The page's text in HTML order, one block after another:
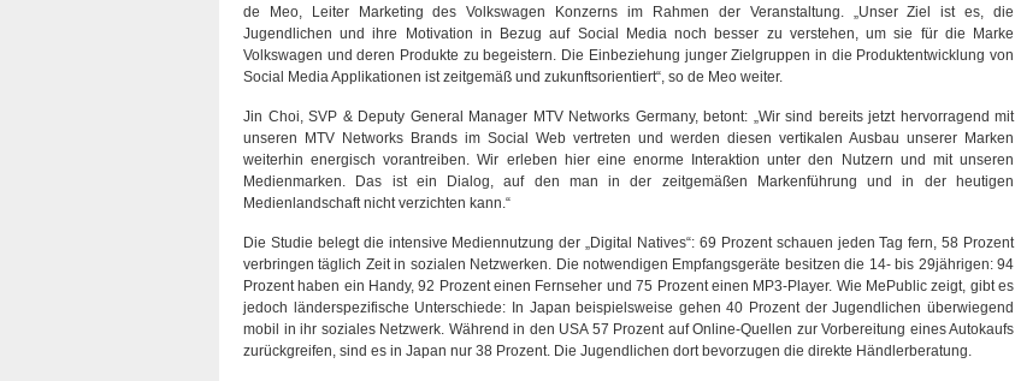
de Meo, Leiter Marketing des Volkswagen Konzerns im Rahmen der Veranstaltung. „Unser Ziel ist es, die
Jugendlichen und ihre Motivation in Bezug auf Social Media noch besser zu verstehen, um sie für die Marke
Volkswagen und deren Produkte zu begeistern. Die Einbeziehung junger Zielgruppen in die Produktentwicklung von
Social Media Applikationen ist zeitgemäß und zukunftsorientiert“, so de Meo weiter.
Jin Choi, SVP & Deputy General Manager MTV Networks Germany, betont: „Wir sind bereits jetzt hervorragend mit
unseren MTV Networks Brands im Social Web vertreten und werden diesen vertikalen Ausbau unserer Marken
weiterhin energisch vorantreiben. Wir erleben hier eine enorme Interaktion unter den Nutzern und mit unseren
Medienmarken. Das ist ein Dialog, auf den man in der zeitgemäßen Markenführung und in der heutigen
Medienlandschaft nicht verzichten kann.“
Die Studie belegt die intensive Mediennutzung der „Digital Natives“: 69 Prozent schauen jeden Tag fern, 58 Prozent
verbringen täglich Zeit in sozialen Netzwerken. Die notwendigen Empfangsgeräte besitzen die 14- bis 29jährigen: 94
Prozent haben ein Handy, 92 Prozent einen Fernseher und 75 Prozent einen MP3-Player. Wie MePublic zeigt, gibt es
jedoch länderspezifische Unterschiede: In Japan beispielsweise gehen 40 Prozent der Jugendlichen überwiegend
mobil in ihr soziales Netzwerk. Während in den USA 57 Prozent auf Online-Quellen zur Vorbereitung eines Autokaufs
zurückgreifen, sind es in Japan nur 38 Prozent. Die Jugendlichen dort bevorzugen die direkte Händlerberatung.